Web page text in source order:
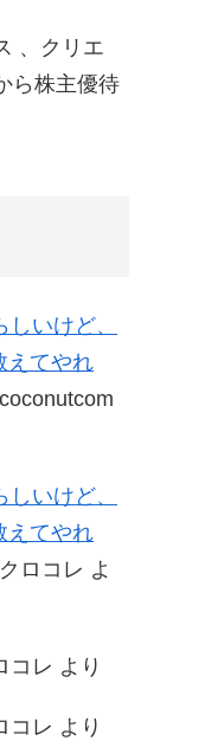
、クリエ
ら株主優待
いけど、
えてやれ
coconutcom
いけど、
えてやれ
クロコレ よ
コレ より
コレ より